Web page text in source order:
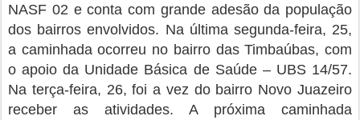
NASF 02 e conta com grande adesão da população
dos bairros envolvidos. Na última segunda-feira, 25,
a caminhada ocorreu no bairro das Timbaúbas, com
o apoio da Unidade Básica de Saúde – UBS 14/57.
Na terça-feira, 26, foi a vez do bairro Novo Juazeiro
receber as atividades. A próxima caminhada